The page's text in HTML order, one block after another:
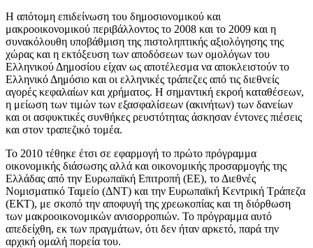
Η απότομη επιδείνωση του δημοσιονομικού και
μακροοικονομικού περιβάλλοντος το 2008 και το 2009 και η
συνακόλουθη υποβάθμιση της πιστοληπτικής αξιολόγησης της
χώρας και η εκτόξευση των αποδόσεων των ομολόγων του
Ελληνικού Δημοσίου είχαν ως αποτέλεσμα να αποκλειστούν το
Ελληνικό Δημόσιο και οι ελληνικές τράπεζες από τις διεθνείς
αγορές κεφαλαίων και χρήματος. Η σημαντική εκροή καταθέσεων,
η μείωση των τιμών των εξασφαλίσεων (ακινήτων) των δανείων
και οι ασφυκτικές συνθήκες ρευστότητας άσκησαν έντονες πιέσεις
και στον τραπεζικό τομέα.
Το 2010 τέθηκε έτσι σε εφαρμογή το πρώτο πρόγραμμα
οικονομικής διάσωσης αλλά και οικονομικής προσαρμογής της
Ελλάδας από την Ευρωπαϊκή Επιτροπή (ΕΕ), το Διεθνές
Νομισματικό Ταμείο (ΔΝΤ) και την Ευρωπαϊκή Κεντρική Τράπεζα
(ΕΚΤ), με σκοπό την αποφυγή της χρεωκοπίας και τη διόρθωση
των μακροοικονομικών ανισορροπιών. Το πρόγραμμα αυτό
απεδείχθη, εκ των πραγμάτων, ότι δεν ήταν αρκετό, παρά την
αρχική ομαλή πορεία του.